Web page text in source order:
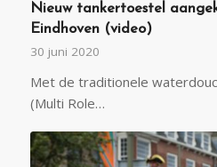
Nieuw tankertoestel
Eindhoven (video)
30 juni 2020
Met de traditionele
(Multi Role…